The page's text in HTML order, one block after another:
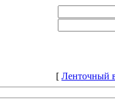
[ Ленточный